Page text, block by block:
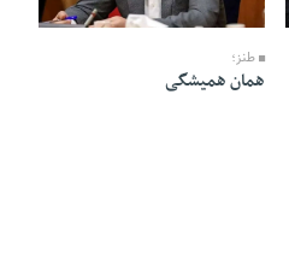
08 Tir 1405 - 08:50
طنز؛
همان همیشگی